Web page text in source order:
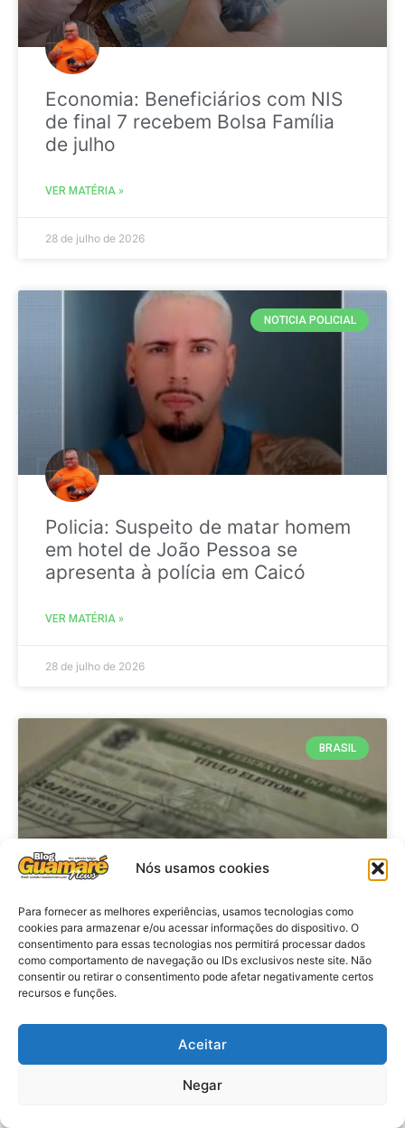
Nós usamos cookies
Para fornecer as melhores experiências, usamos tecnologias como
cookies para armazenar e/ou acessar informações do dispositivo. O
consentimento para essas tecnologias nos permitirá processar dados
como comportamento de navegação ou IDs exclusivos neste site. Não
consentir ou retirar o consentimento pode afetar negativamente certos
recursos e funções.
Aceitar
Negar
Economia: Beneficiários com NIS
de final 7 recebem Bolsa Família
de julho
VER MATÉRIA »
28 de julho de 2026
NOTICIA POLICIAL
Policia: Suspeito de matar homem
em hotel de João Pessoa se
apresenta à polícia em Caicó
VER MATÉRIA »
28 de julho de 2026
BRASIL
Brasil: Policia Federal investiga
753 casos de crimes eleitorais
antes das eleições